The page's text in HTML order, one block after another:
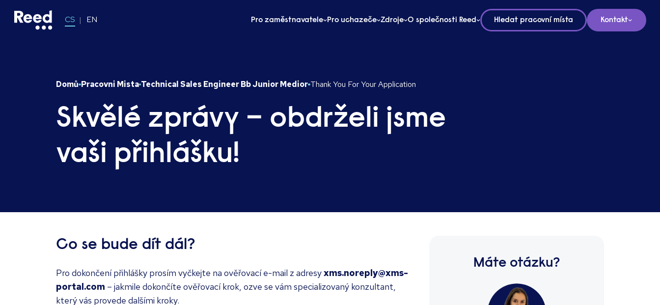
CS EN Pro zaměstnavatele Pro uchazeče Zdroje O společnosti Reed Hledat pracovní místa Kontakt
Domů Pracovni Mista Technical Sales Engineer Bb Junior Medior Thank You For Your Application
Skvělé zprávy – obdrželi jsme
vaši přihlášku!
Co se bude dít dál?
Pro dokončení přihlášky prosím vyčkejte na ověřovací e-mail z adresyxms.noreply@xms-
portal.com – jakmile dokončíte ověřovací krok, ozve se vám specializovaný konzultant,
který vás provede dalšími kroky.
Máte otázku?